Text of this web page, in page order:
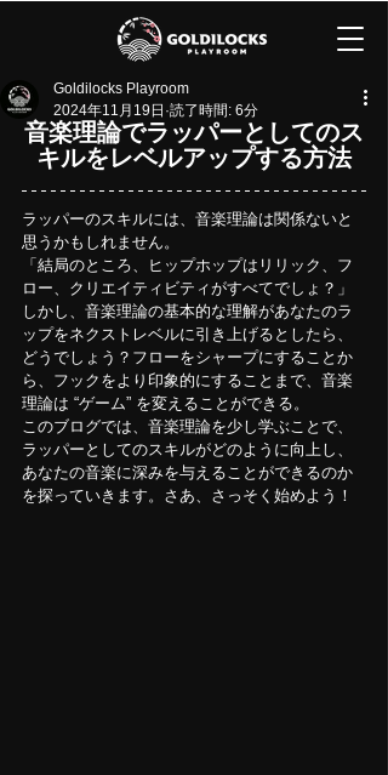
Goldilocks Playroom
2024年11月19日 読了時間: 6分
音楽理論でラッパーとしてのス
キルをレベルアップする方法
ラッパーのスキルには、音楽理論は関係ないと
思うかもしれません。
「結局のところ、ヒップホップはリリック、フ
ロー、クリエイティビティがすべてでしょ？」
しかし、音楽理論の基本的な理解があなたのラ
ップをネクストレベルに引き上げるとしたら、
どうでしょう？フローをシャープにすることか
ら、フックをより印象的にすることまで、音楽
理論は “ゲーム” を変えることができる。
このブログでは、音楽理論を少し学ぶことで、
ラッパーとしてのスキルがどのように向上し、
あなたの音楽に深みを与えることができるのか
を探っていきます。さあ、さっそく始めよう！